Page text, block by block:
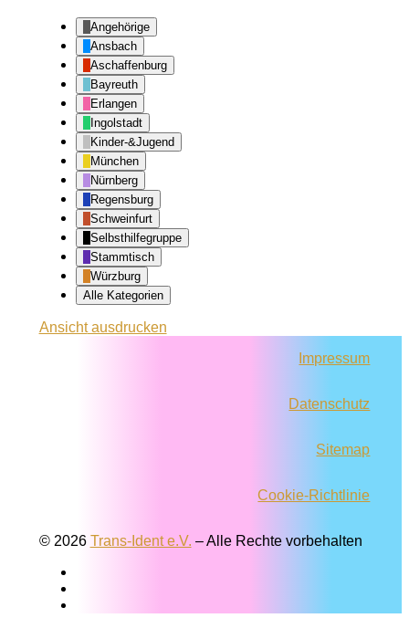
Angehörige
Ansbach
Aschaffenburg
Bayreuth
Erlangen
Ingolstadt
Kinder-&Jugend
München
Nürnberg
Regensburg
Schweinfurt
Selbsthilfegruppe
Stammtisch
Würzburg
Alle Kategorien
Ansichtausdrucken
Impressum
Datenschutz
Sitemap
Cookie-Richtlinie
© 2026 Trans-Ident e.V. – Alle Rechte vorbehalten